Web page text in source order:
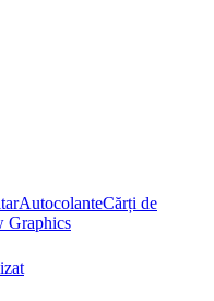
AutocolanteCărți de
Graphics